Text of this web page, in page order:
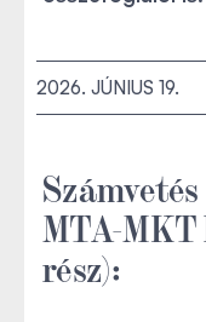
2026. JÚNIUS 19.
MTA-MKT
rész):